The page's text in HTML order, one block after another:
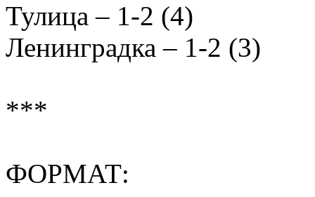
Тулица – 1-2 (4)
Ленинградка – 1-2 (3)
***
ФОРМАТ: